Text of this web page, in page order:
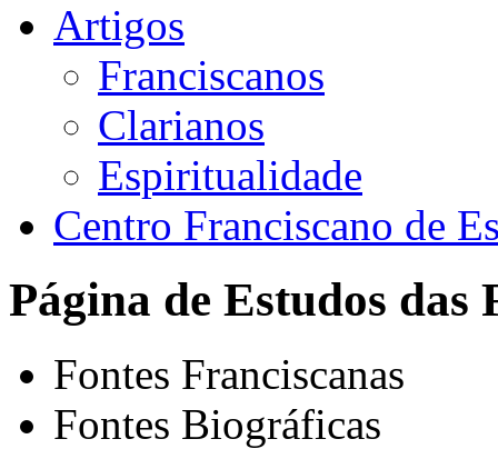
Artigos
Franciscanos
Clarianos
Espiritualidade
Centro Franciscano de
Página de Estudos das
Fontes Franciscanas
Fontes Biográficas